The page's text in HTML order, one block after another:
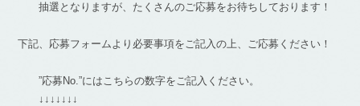
抽選となりますが、たくさんのご応募をお待ちしております！
下記、応募フォームより必要事項をご記入の上、ご応募ください！
”応募No.”にはこちらの数字をご記入ください。
↓↓↓↓↓↓↓